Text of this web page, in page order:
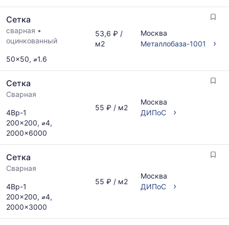
Сетка
сварная •
оцинкованный
50x50, ⌀1.6
53,6 ₽ /
м2
Москва
Металлобаза-1001
›
Сетка
Сварная
4Вр-1
200x200, ⌀4,
2000x6000
55 ₽ / м2
Москва
ДИПоС
›
Сетка
Сварная
4Вр-1
200x200, ⌀4,
2000x3000
55 ₽ / м2
Москва
ДИПоС
›